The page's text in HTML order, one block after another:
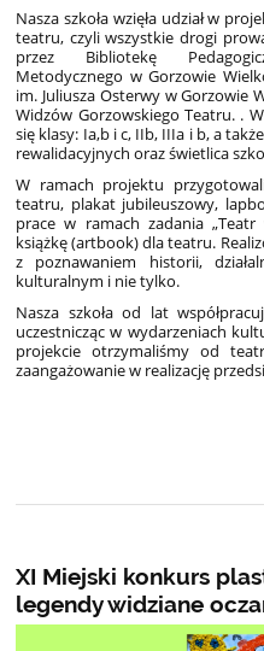
Nasza szkoła wzięła udział w
teatru, czyli wszystkie drogi
przez Bibliotekę
Metodycznego w Gorzowie
im. Juliusza Osterwy w Gorzowie
Widzów Gorzowskiego Teatru. .
się klasy: Ia,b i c, IIb, IIIa i b, a
rewalidacyjnych oraz świetlica
W ramach projektu
teatru, plakat jubileuszowy,
prace w ramach zadania
książkę (artbook) dla teatru.
z poznawaniem historii,
kulturalnym i nie tylko.
Nasza szkoła od lat
uczestnicząc w wydarzeniach
projekcie otrzymaliśmy od
zaangażowanie w realizację
XI Miejski konkurs
legendy widziane